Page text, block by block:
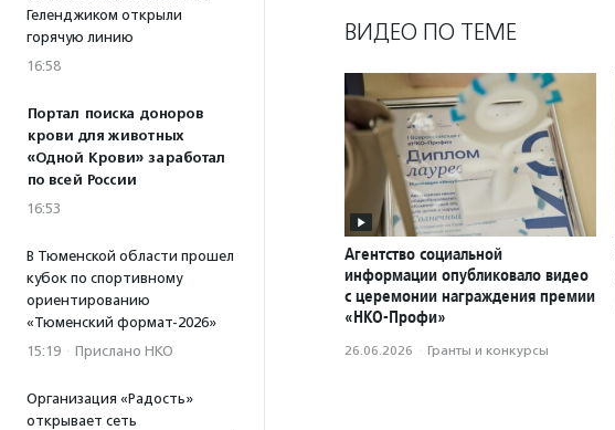
Геленджиком открыли
горячую линию
16:58
Портал поиска доноров
крови для животных
«Одной Крови» заработал
по всей России
16:53
В Тюменской области прошел
кубок по спортивному
ориентированию
«Тюменский формат-2026»
15:19 · Прислано НКО
Организация «Радость»
открывает сеть
ВИДЕО ПО ТЕМЕ
Агентство социальной
информации опубликовало видео
с церемонии награждения премии
«НКО-Профи»
26.06.2026 · Гранты и конкурсы